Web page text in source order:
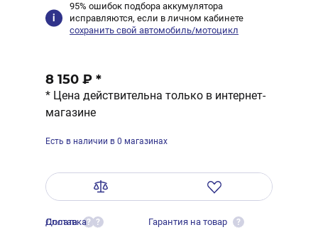
95% ошибок подбора аккумулятора
исправляются, если в личном кабинете
сохранить свой автомобиль/мотоцикл
8 150 ₽ *
* Цена действительна только в интернет-
магазине
Есть в наличии в 0 магазинах
Оплата ?
Доставка ? Гарантия на товар ?